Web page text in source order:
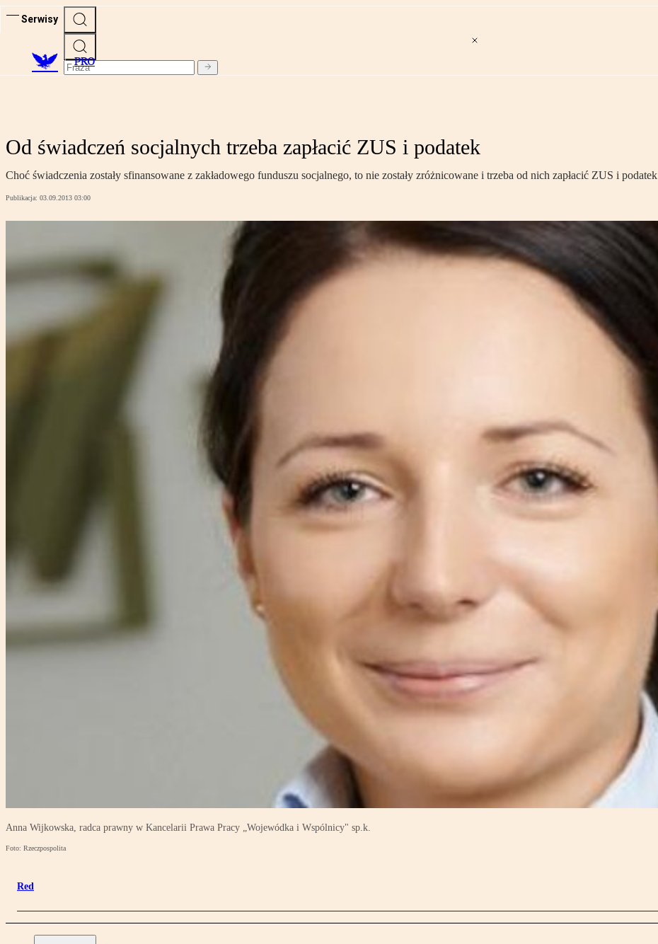
Serwisy
PRO
Od świadczeń socjalnych trzeba zapłacić ZUS i podatek
Choć świadczenia zostały sfinansowane z zakładowego funduszu socjalnego, to nie zostały zróżnicowane i trzeba od nich zapłacić ZUS i podatek
Publikacja: 03.09.2013 03:00
Anna Wijkowska, radca prawny w Kancelarii Prawa Pracy „Wojewódka i Wspólnicy" sp.k.
Foto: Rzeczpospolita
Red